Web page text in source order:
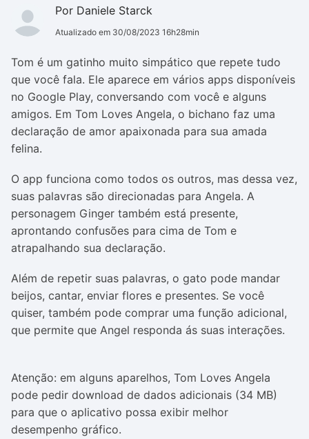
Por Daniele Starck
Atualizado em 30/08/2023 16h28min
Tom é um gatinho muito simpático que repete tudo
que você fala. Ele aparece em vários apps disponíveis
no Google Play, conversando com você e alguns
amigos. Em Tom Loves Angela, o bichano faz uma
declaração de amor apaixonada para sua amada
felina.
O app funciona como todos os outros, mas dessa vez,
suas palavras são direcionadas para Angela. A
personagem Ginger também está presente,
aprontando confusões para cima de Tom e
atrapalhando sua declaração.
Além de repetir suas palavras, o gato pode mandar
beijos, cantar, enviar flores e presentes. Se você
quiser, também pode comprar uma função adicional,
que permite que Angel responda ás suas interações.
Atenção: em alguns aparelhos, Tom Loves Angela
pode pedir download de dados adicionais (34 MB)
para que o aplicativo possa exibir melhor
desempenho gráfico.